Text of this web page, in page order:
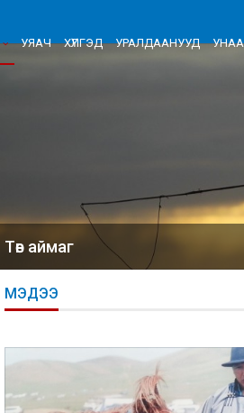
УЯАЧ ХҮЛГЭД УРАЛДААНУУД
Төв аймаг
МЭДЭЭ